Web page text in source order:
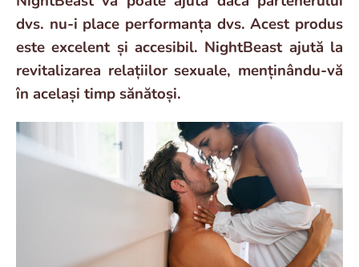
dvs. nu-i place performanța dvs. Acest produs
este excelent și accesibil. NightBeast ajută la
revitalizarea relațiilor sexuale, menținându-vă
în același timp sănătoși.